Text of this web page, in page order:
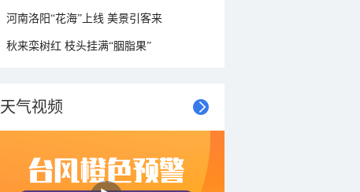
河南洛阳“花海”上线 美景引客来
秋来栾树红 枝头挂满“胭脂果”
天气视频